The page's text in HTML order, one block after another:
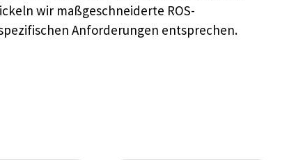
wir maßgeschneiderte ROS-
Anforderungen entsprechen.